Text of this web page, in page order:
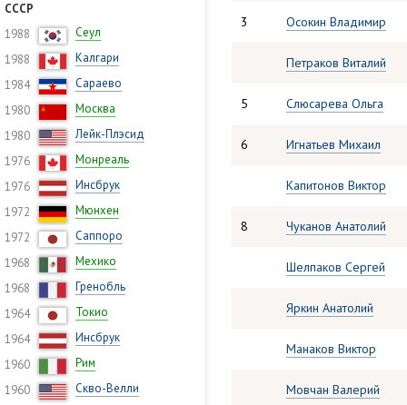
СССР
1988
Сеул
1988
Калгари
1984
Сараево
1980
Москва
1980
Лейк-Плэсид
1976
Монреаль
1976
Инсбрук
1972
Мюнхен
1972
Саппоро
1968
Мехико
1968
Гренобль
1964
Токио
1964
Инсбрук
1960
Рим
1960
Скво-Велли
3 Осокин Владимир
Петраков Виталий
5 Слюсарева Ольга
6 Игнатьев Михаил
Капитонов Виктор
8 Чуканов Анатолий
Шелпаков Сергей
Яркин Анатолий
Манаков Виктор
Мовчан Валерий